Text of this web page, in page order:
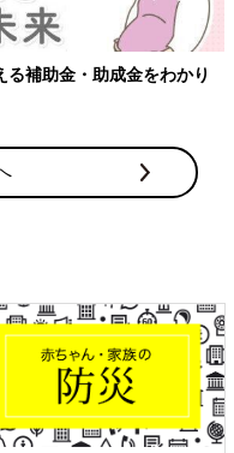
補助金・助成金をわかり